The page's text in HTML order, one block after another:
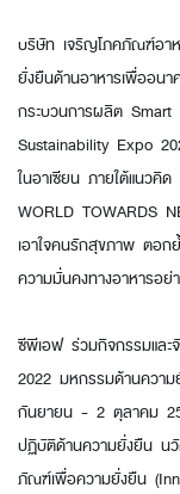
บริษัท เจริญโภคภัณฑ์อา
ยั่งยืนด้านอาหารเพื่ออน
กระบวนการผลิต
Sustainability Expo
ในอาเซียน ภายใต้แนวคิ
WORLD TOWARDS
เอาใจคนรักสุขภาพ ตอก
ความมั่นคงทางอา
ซีพีเอฟ ร่วมกิจกรรมและ
2022 มหกรรมด้านควา
กันยายน - 2 ตุลาคม
ปฏิบัติด้านความยั่งยืน นวั
ภัณฑ์เพื่อความยั่งยืน